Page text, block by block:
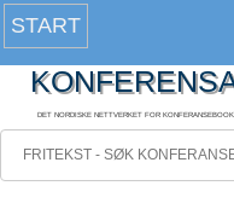
START
DET NORDISKE NETTVERKET FOR